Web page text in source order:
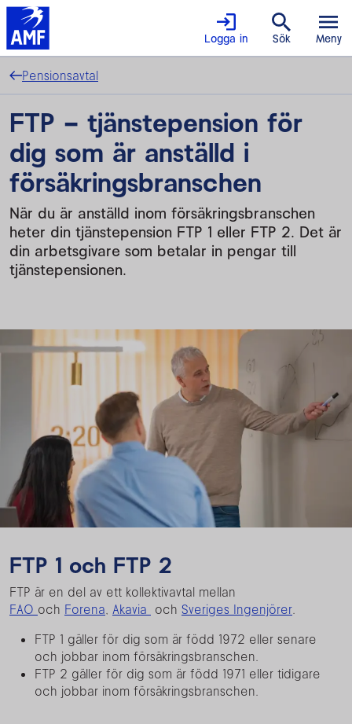
Logga in Sök Meny
Pensionsavtal
FTP – tjänstepension för
dig som är anställd i
försäkrings­branschen
När du är anställd inom försäkringsbranschen
heter din tjänstepension FTP 1 eller FTP 2. Det är
din arbetsgivare som betalar in pengar till
tjänstepensionen.
FTP 1 och FTP 2
FTP är en del av ett kollektivavtal mellan
FAO och Forena, Akavia och Sveriges Ingenjörer.
FTP 1 gäller för dig som är född 1972 eller senare
och jobbar inom försäkringsbranschen.
FTP 2 gäller för dig som är född 1971 eller tidigare
och jobbar inom försäkringsbranschen.